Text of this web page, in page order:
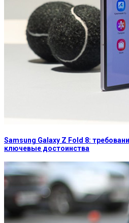
Samsung Galaxy Z Fold 8:
ключевые достоинства